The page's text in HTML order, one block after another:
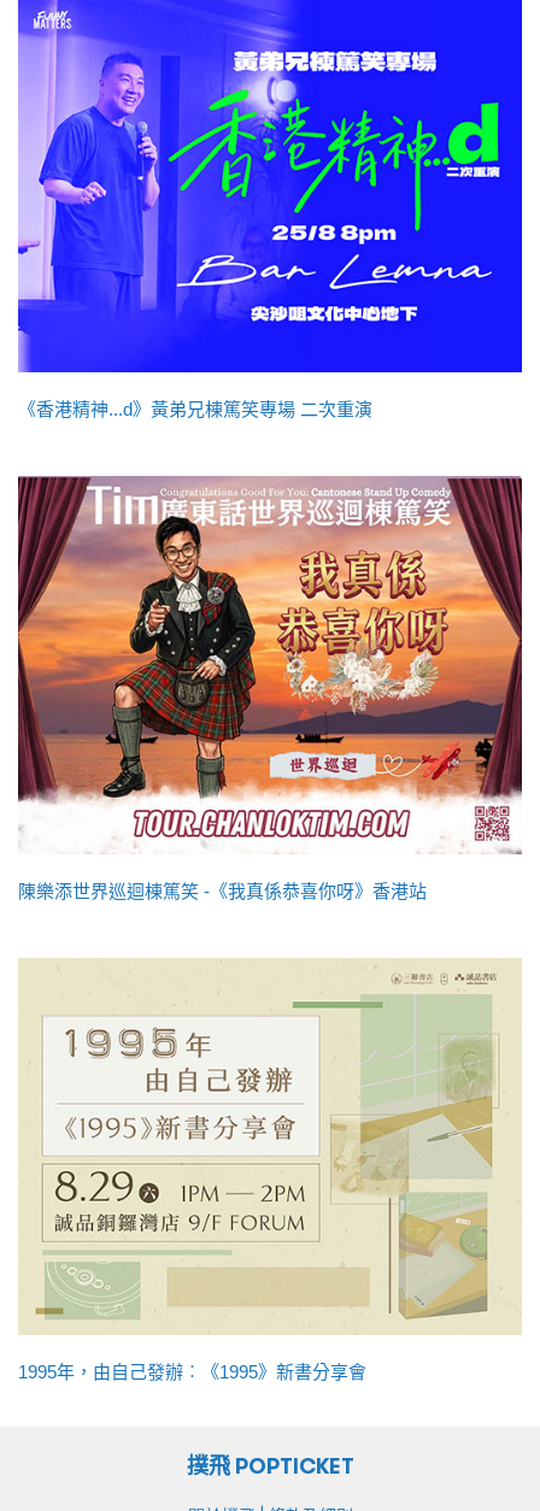
《香港精神...d》黃弟兄棟篤笑專場 二次重演
陳樂添世界巡迴棟篤笑 -《我真係恭喜你呀》香港站
1995年，由自己發辦︰《1995》新書分享會
撲飛 POPTICKET